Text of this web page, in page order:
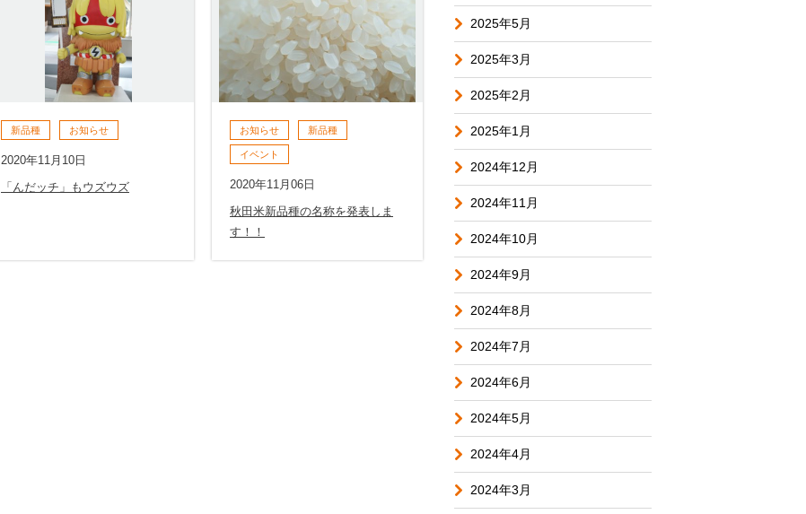
新品種 お知らせ
2020年11月10日
「んだッチ」もウズウズ
お知らせ 新品種
イベント
2020年11月06日
秋田米新品種の名称を発表しま
す！！
2025年5月
2025年3月
2025年2月
2025年1月
2024年12月
2024年11月
2024年10月
2024年9月
2024年8月
2024年7月
2024年6月
2024年5月
2024年4月
2024年3月